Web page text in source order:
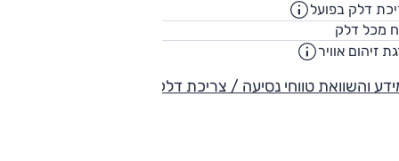
דלק בפועל
מכל דלק
זיהום אוויר
והשוואת טווחי נסיעה / צריכת דלק